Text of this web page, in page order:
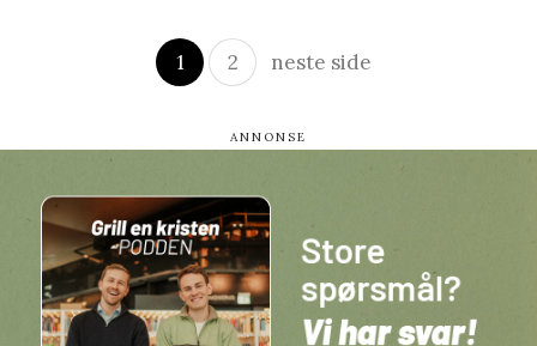
Innleggsnavigasjon
1 2 neste side